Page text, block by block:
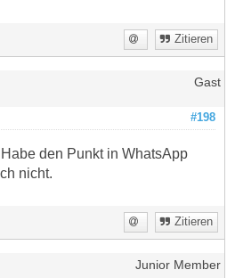
Zitieren
Gast
#198
den Punkt in WhatsApp
nicht.
Zitieren
Junior Member